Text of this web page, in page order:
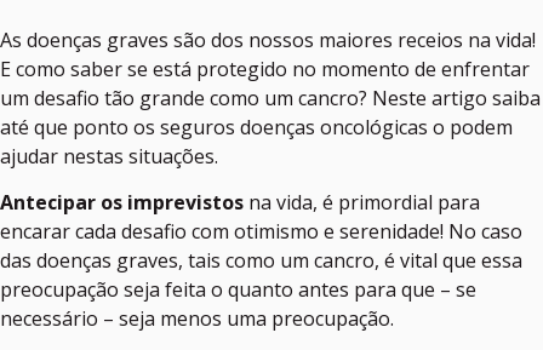
As doenças graves são dos nossos maiores receios na vida!
E como saber se está protegido no momento de enfrentar
um desafio tão grande como um cancro? Neste artigo saiba
até que ponto os seguros doenças oncológicas o podem
ajudar nestas situações.
Antecipar os imprevistos na vida, é primordial para
encarar cada desafio com otimismo e serenidade! No caso
das doenças graves, tais como um cancro, é vital que essa
preocupação seja feita o quanto antes para que – se
necessário – seja menos uma preocupação.